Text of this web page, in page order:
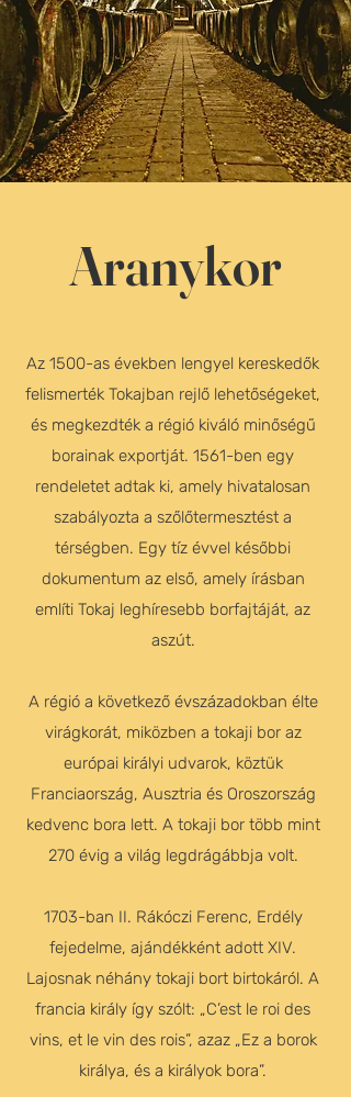
Aranykor
Az 1500-as években lengyel kereskedők
felismerték Tokajban rejlő lehetőségeket,
és megkezdték a régió kiváló minőségű
borainak exportját. 1561-ben egy
rendeletet adtak ki, amely hivatalosan
szabályozta a szőlőtermesztést a
térségben. Egy tíz évvel későbbi
dokumentum az első, amely írásban
említi Tokaj leghíresebb borfajtáját, az
aszút.
A régió a következő évszázadokban élte
virágkorát, miközben a tokaji bor az
európai királyi udvarok, köztük
Franciaország, Ausztria és Oroszország
kedvenc bora lett. A tokaji bor több mint
270 évig a világ legdrágábbja volt.
1703-ban II. Rákóczi Ferenc, Erdély
fejedelme, ajándékként adott XIV.
Lajosnak néhány tokaji bort birtokáról. A
francia király így szólt: „C’est le roi des
vins, et le vin des rois”, azaz „Ez a borok
királya, és a királyok bora”.